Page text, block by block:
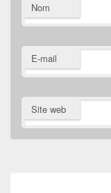
Nom
E-mail
Site web